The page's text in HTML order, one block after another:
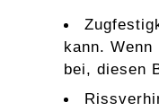
kann.
bei, diesen